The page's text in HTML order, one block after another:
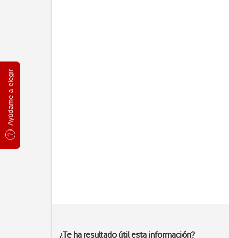
Ayúdame a elegir
¿Te ha resultado útil esta información?